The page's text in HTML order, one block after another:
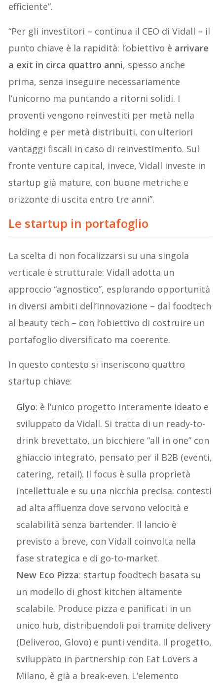
efficiente”.
“Per gli investitori – continua il CEO di Vidall – il
punto chiave è la rapidità: l’obiettivo è arrivare
a exit in circa quattro anni, spesso anche
prima, senza inseguire necessariamente
l’unicorno ma puntando a ritorni solidi. I
proventi vengono reinvestiti per metà nella
holding e per metà distribuiti, con ulteriori
vantaggi fiscali in caso di reinvestimento. Sul
fronte venture capital, invece, Vidall investe in
startup già mature, con buone metriche e
orizzonte di uscita entro tre anni”.
Le startup in portafoglio
La scelta di non focalizzarsi su una singola
verticale è strutturale: Vidall adotta un
approccio “agnostico”, esplorando opportunità
in diversi ambiti dell’innovazione – dal foodtech
al beauty tech – con l’obiettivo di costruire un
portafoglio diversificato ma coerente.
In questo contesto si inseriscono quattro
startup chiave:
Glyo: è l’unico progetto interamente ideato e
sviluppato da Vidall. Si tratta di un ready-to-
drink brevettato, un bicchiere “all in one” con
ghiaccio integrato, pensato per il B2B (eventi,
catering, retail). Il focus è sulla proprietà
intellettuale e su una nicchia precisa: contesti
ad alta affluenza dove servono velocità e
scalabilità senza bartender. Il lancio è
previsto a breve, con Vidall coinvolta nella
fase strategica e di go-to-market.
New Eco Pizza: startup foodtech basata su
un modello di ghost kitchen altamente
scalabile. Produce pizza e panificati in un
unico hub, distribuendoli poi tramite delivery
(Deliveroo, Glovo) e punti vendita. Il progetto,
sviluppato in partnership con Eat Lovers a
Milano, è già a break-even. L’elemento